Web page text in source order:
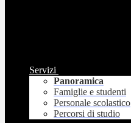
Servizi
Panoramica
Famiglie e studenti
Personale scolastico
Percorsi di studio